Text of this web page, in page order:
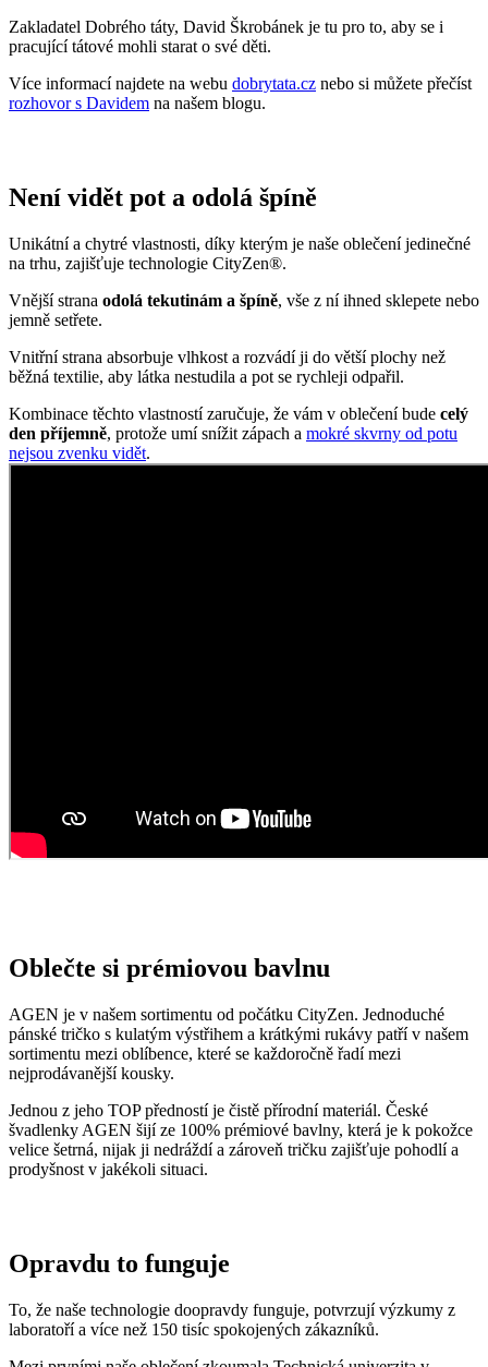
Zakladatel Dobrého táty, David Škrobánek je tu pro to, aby se i
pracující tátové mohli starat o své děti.
Více informací najdete na webu dobrytata.cz nebo si můžete přečíst
rozhovor s Davidem na našem blogu.
Není vidět pot a odolá špíně
Unikátní a chytré vlastnosti, díky kterým je naše oblečení jedinečné
na trhu, zajišťuje technologie CityZen®.
Vnější strana odolá tekutinám a špíně, vše z ní ihned sklepete nebo
jemně setřete.
Vnitřní strana absorbuje vlhkost a rozvádí ji do větší plochy než
běžná textilie, aby látka nestudila a pot se rychleji odpařil.
Kombinace těchto vlastností zaručuje, že vám v oblečení bude celý
den příjemně, protože umí snížit zápach a mokré skvrny od potu
nejsou zvenku vidět.
Oblečte si prémiovou bavlnu
AGEN je v našem sortimentu od počátku CityZen. Jednoduché
pánské tričko s kulatým výstřihem a krátkými rukávy patří v našem
sortimentu mezi oblíbence, které se každoročně řadí mezi
nejprodávanější kousky.
Jednou z jeho TOP předností je čistě přírodní materiál. České
švadlenky AGEN šijí ze 100% prémiové bavlny, která je k pokožce
velice šetrná, nijak ji nedráždí a zároveň tričku zajišťuje pohodlí a
prodyšnost v jakékoli situaci.
Opravdu to funguje
To, že naše technologie doopravdy funguje, potvrzují výzkumy z
laboratoří a více než 150 tisíc spokojených zákazníků.